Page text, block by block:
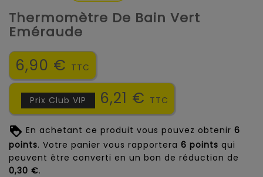
Thermomètre De Bain Vert
Eméraude
6,90 € TTC
Prix Club VIP 6,21 € TTC
En achetant ce produit vous pouvez obtenir 6
points. Votre panier vous rapportera 6 points qui
peuvent être converti en un bon de réduction de
0,30 €.